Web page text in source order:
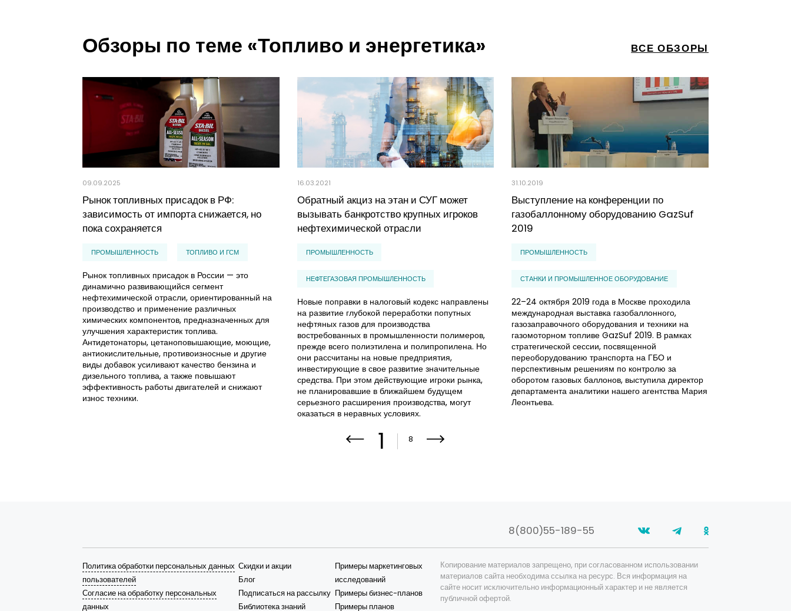
Обзоры по теме «Топливо и энергетика» ВСЕ ОБЗОРЫ
09.09.2025
Рынок топливных присадок в РФ:
зависимость от импорта снижается, но
пока сохраняется
ПРОМЫШЛЕННОСТЬ ТОПЛИВО И ГСМ
Рынок топливных присадок в России — это
динамично развивающийся сегмент
нефтехимической отрасли, ориентированный на
производство и применение различных
химических компонентов, предназначенных для
улучшения характеристик топлива.
Антидетонаторы, цетаноповышающие, моющие,
антиокислительные, противоизносные и другие
виды добавок усиливают качество бензина и
дизельного топлива, а также повышают
эффективность работы двигателей и снижают
износ техники.
16.03.2021
Обратный акциз на этан и СУГ может
вызывать банкротство крупных игроков
нефтехимической отрасли
ПРОМЫШЛЕННОСТЬ
НЕФТЕГАЗОВАЯ ПРОМЫШЛЕННОСТЬ
Новые поправки в налоговый кодекс направлены
на развитие глубокой переработки попутных
нефтяных газов для производства
востребованных в промышленности полимеров,
прежде всего полиэтилена и полипропилена. Но
они рассчитаны на новые предприятия,
инвестирующие в свое развитие значительные
средства. При этом действующие игроки рынка,
не планировавшие в ближайшем будущем
серьезного расширения производства, могут
оказаться в неравных условиях.
31.10.2019
Выступление на конференции по
газобаллонному оборудованию GazSuf
2019
ПРОМЫШЛЕННОСТЬ
СТАНКИ И ПРОМЫШЛЕННОЕ ОБОРУДОВАНИЕ
22–24 октября 2019 года в Москве проходила
международная выставка газобаллонного,
газозаправочного оборудования и техники на
газомоторном топливе GazSuf 2019. В рамках
стратегической сессии, посвященной
переоборудованию транспорта на ГБО и
перспективным решениям по контролю за
оборотом газовых баллонов, выступила директор
департамента аналитики нашего агентства Мария
Леонтьева.
1 8
8(800)55-189-55
Политика обработки персональных данных
пользователей
Согласие на обработку персональных
данных
Скидки и акции
Блог
Подписаться на рассылку
Библиотека знаний
Примеры маркетинговых
исследований
Примеры бизнес-планов
Примеры планов
Копирование материалов запрещено, при согласованном использовании
материалов сайта необходима ссылка на ресурс. Вся информация на
сайте носит исключительно информационный характер и не является
публичной офертой.